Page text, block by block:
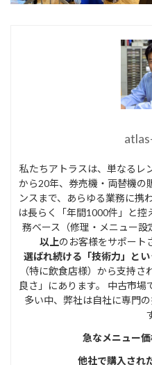
私たちアトラスは、単なるレ
から20年、券売機・両替機の
ンスまで、あらゆる業務に携
は長らく「年間1000件」と
務ベース（修理・メニュー設
以上のお客様をサポート
選ばれ続ける「技術力」と
（特に飲食店様）から支持
良さ」にあります。 中古市
多い中、弊社は自社に専門
急なメニュー
他社で購入され